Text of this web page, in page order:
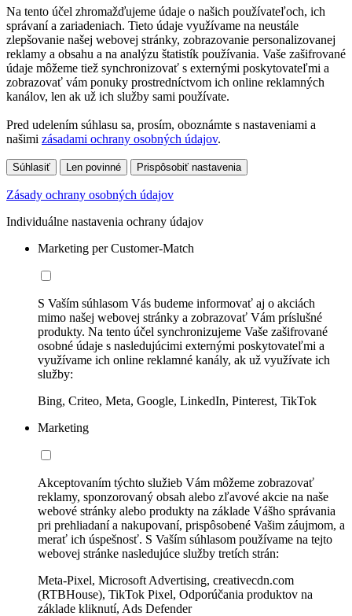
Na tento účel zhromažďujeme údaje o našich používateľoch, ich
správaní a zariadeniach. Tieto údaje využívame na neustále
zlepšovanie našej webovej stránky, zobrazovanie personalizovanej
reklamy a obsahu a na analýzu štatistík používania. Vaše zašifrované
údaje môžeme tiež synchronizovať s externými poskytovateľmi a
zobrazovať vám ponuky prostredníctvom ich online reklamných
kanálov, len ak už ich služby sami používate.
Pred udelením súhlasu sa, prosím, oboznámte s nastaveniami a
našimi zásadami ochrany osobných údajov.
Súhlasiť Len povinné Prispôsobiť nastavenia
Zásady ochrany osobných údajov
Individuálne nastavenia ochrany údajov
Marketing per Customer-Match
S Vaším súhlasom Vás budeme informovať aj o akciách
mimo našej webovej stránky a zobrazovať Vám príslušné
produkty. Na tento účel synchronizujeme Vaše zašifrované
osobné údaje s nasledujúcimi externými poskytovateľmi a
využívame ich online reklamné kanály, ak už využívate ich
služby:
Bing, Criteo, Meta, Google, LinkedIn, Pinterest, TikTok
Marketing
Akceptovaním týchto služieb Vám môžeme zobrazovať
reklamy, sponzorovaný obsah alebo zľavové akcie na naše
webové stránky alebo produkty na základe Vášho správania
pri prehliadaní a nakupovaní, prispôsobené Vašim záujmom, a
merať ich úspešnosť. S Vaším súhlasom používame na tejto
webovej stránke nasledujúce služby tretích strán:
Meta-Pixel, Microsoft Advertising, creativecdn.com
(RTBHouse), TikTok Pixel, Odporúčania produktov na
základe kliknutí, Ads Defender